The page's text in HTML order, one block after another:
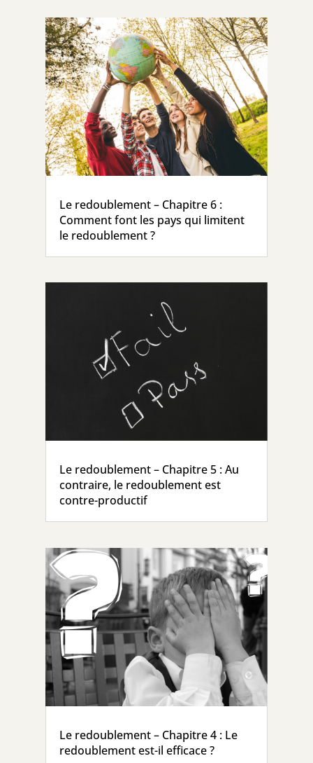
Le redoublement – Chapitre 6 :
Comment font les pays qui limitent
le redoublement ?
Le redoublement – Chapitre 5 : Au
contraire, le redoublement est
contre-productif
Le redoublement – Chapitre 4 : Le
redoublement est-il efficace ?